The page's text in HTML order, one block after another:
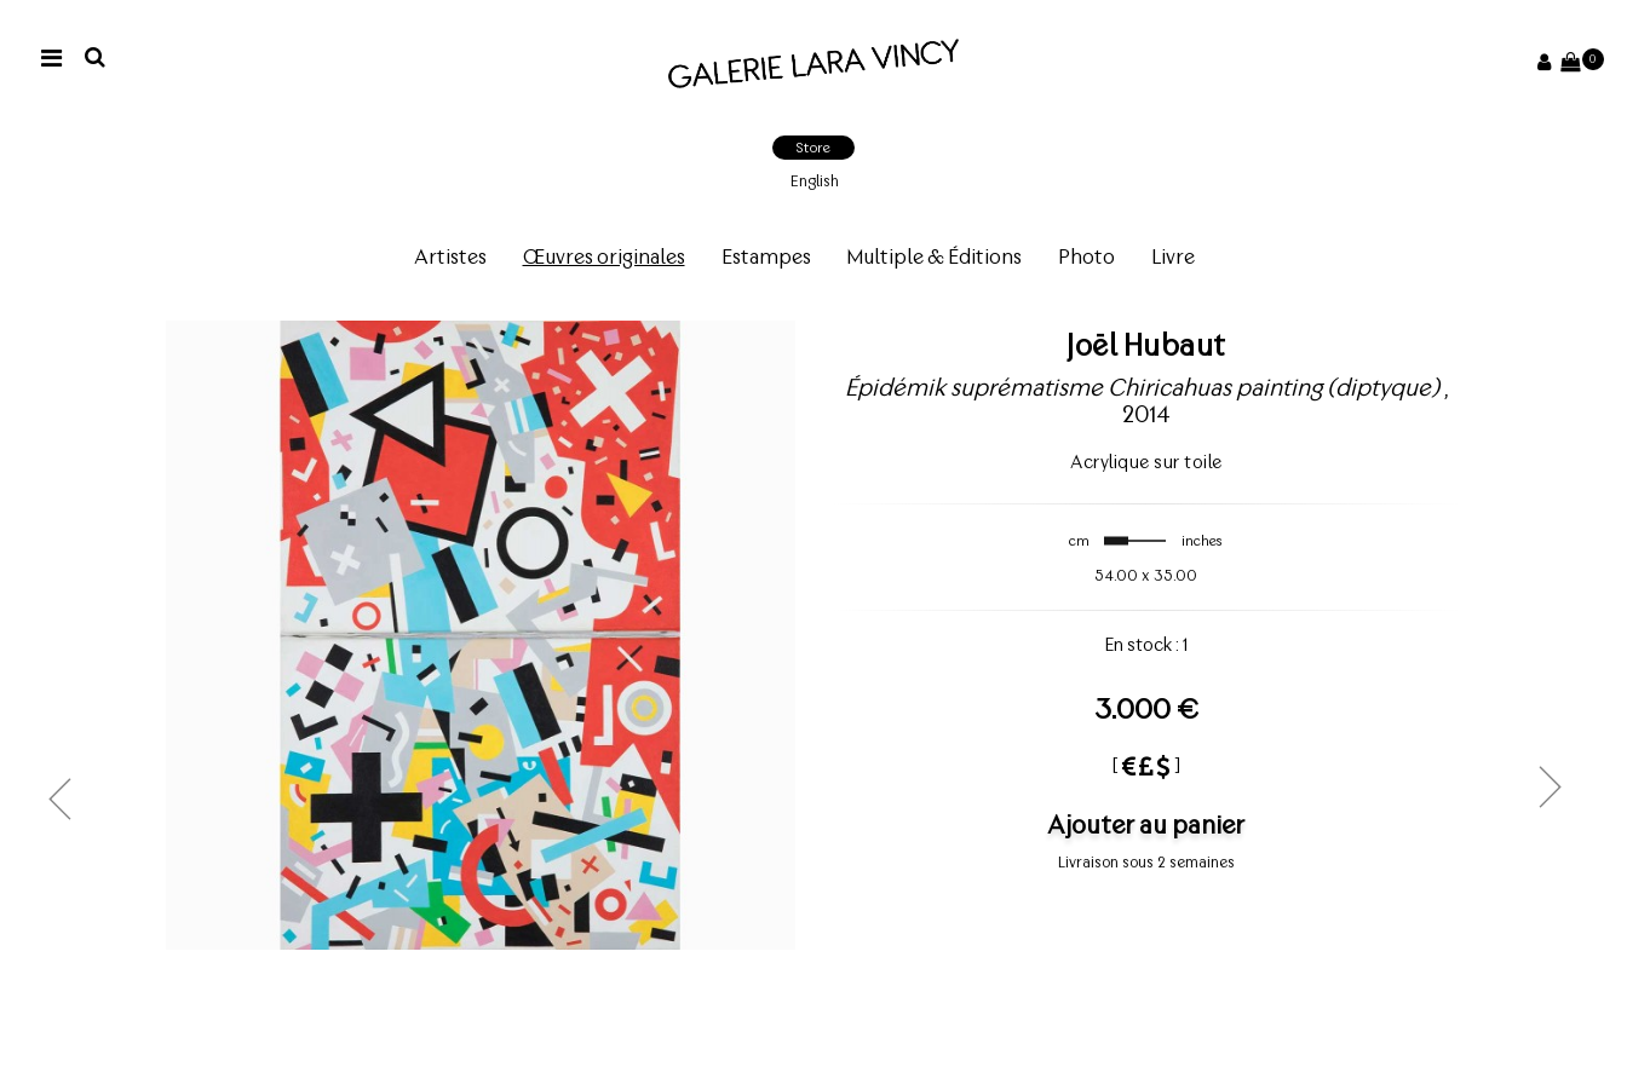
0
Store
English
Artistes Œuvres originales Estampes Multiple & Éditions Photo Livre
Joël Hubaut
Épidémik suprématisme Chiricahuas painting (diptyque),
2014
Acrylique sur toile
cm inches
54.00 x35.00
En stock : 1
3.000 €
[ ]
Ajouter au panier
Livraison sous 2 semaines